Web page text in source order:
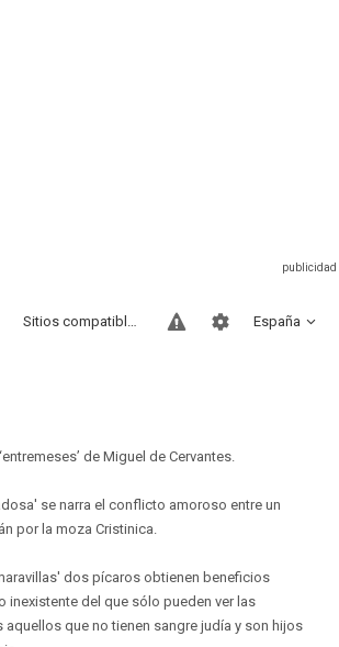
España
Sitios compatibles
de Miguel de Cervantes.
se narra el conflicto amoroso entre un
por la moza Cristinica.
dos pícaros obtienen beneficios
inexistente del que sólo pueden ver las
aquellos que no tienen sangre judía y son hijos